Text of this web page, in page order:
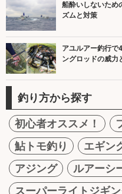
船酔いしないた
ズムと対策
アユルアー釣行で
ングロッドの威力
釣り方から探す
初心者オススメ！
鮎トモ釣り
エギン
アジング
ルアーシ
スーパーライトジギ